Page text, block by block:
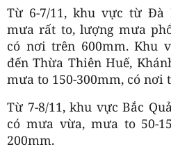
Từ 6-7/11, khu vực từ Đà
mưa rất to, lượng mưa
có nơi trên 600mm. Khu
đến Thừa Thiên Huế,
mưa to 150-300mm, có nơi
Từ 7-8/11, khu vực Bắc
có mưa vừa, mưa to 50-
200mm.